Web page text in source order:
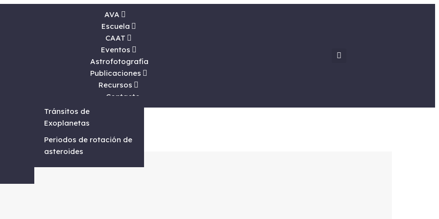
AVA
Escuela
CAAT
Eventos
Astrofotografía
Publicaciones
Tránsitos de
Exoplanetas
Periodos de rotación de
asteroides
Recursos
Contacto